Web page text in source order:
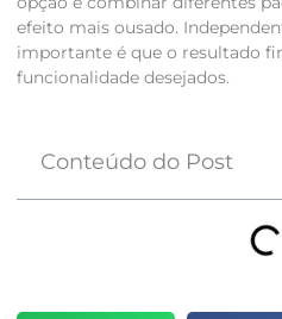
efeito mais ousado.
importante é que o resultado
funcionalidade desejados.
Conteúdo do Post